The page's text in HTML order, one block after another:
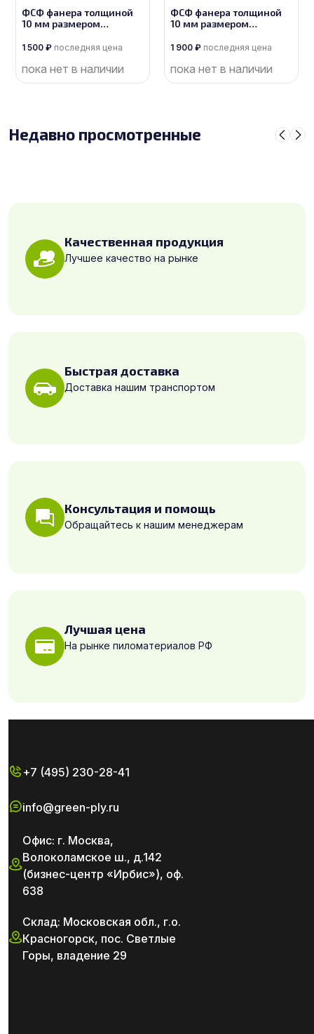
ФСФ фанера толщиной
10 мм размером
1 500 ₽ последняя цена
пока нет в наличии
ФСФ фанера толщиной
10 мм размером
1 900 ₽ последняя цена
пока нет в наличии
Недавно просмотренные
Качественная продукция
Лучшее качество на рынке
Быстрая доставка
Доставка нашим транспортом
Консультация и помощь
Обращайтесь к нашим менеджерам
Лучшая цена
На рынке пиломатериалов РФ
+7 (495) 230-28-41
info@green-ply.ru
Офис: г. Москва,
Волоколамское ш., д.142
(бизнес-центр «Ирбис»), оф.
638
Склад: Московская обл., г.о.
Красногорск, пос. Светлые
Горы, владение 29